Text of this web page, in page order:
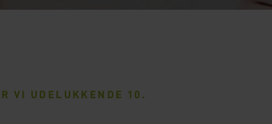
VI UDELUKKENDE 10.